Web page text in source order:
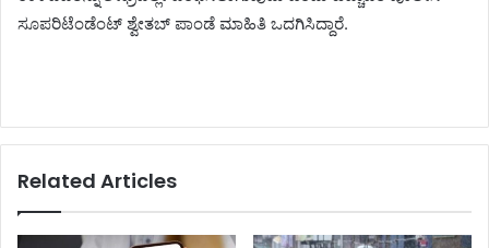
ಸೂಪರಿಟೆಂಡೆಂಟ್ ಶ್ವೇತಬ್ ಪಾಂಡೆ ಮಾಹಿತಿ ಒದಗಿಸಿದ್ದಾರೆ.
Related Articles